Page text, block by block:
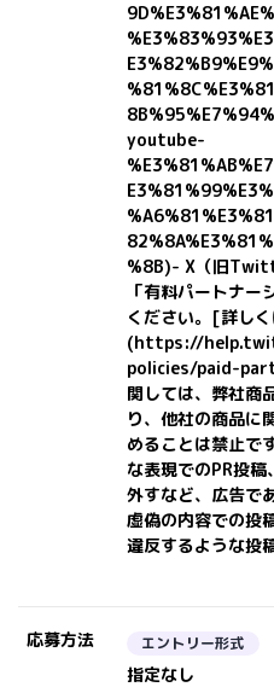
youtube-
%8B)- X（旧
「有料パートナー
ください。 [詳し
(https://
policies/paid-
関しては、弊社商
り、他社の商品に
めることは禁止で
な表現でのPR投
外すなど、広告で
虚偽の内容での投
違反するような投
応募方法 エントリー形式
指定なし